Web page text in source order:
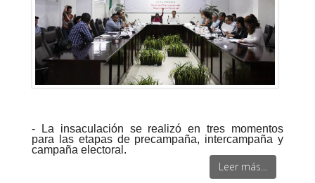
- La insaculación se realizó en tres momentos
para las etapas de precampaña, intercampaña y
campaña electoral.
Leer más...